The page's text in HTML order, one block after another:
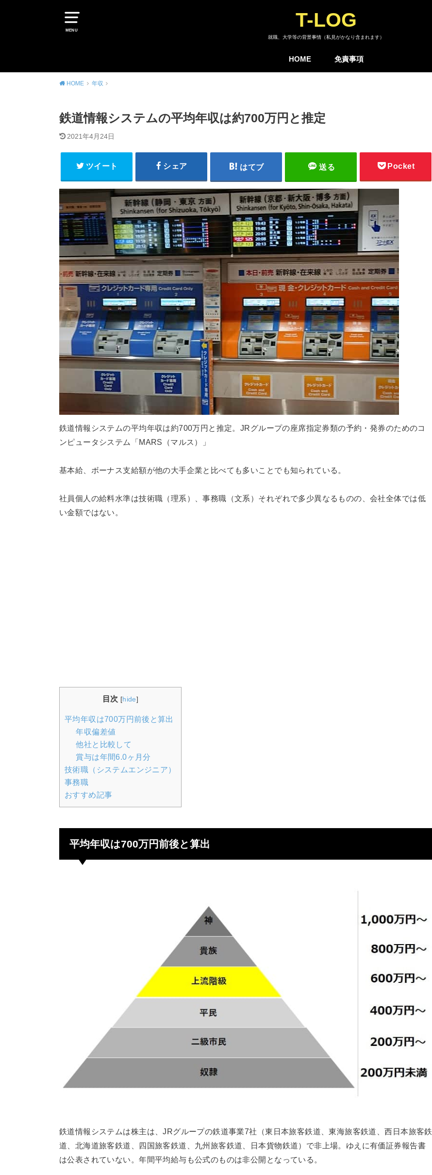
MENU T-LOG
就職、大学等の背景事情（私見がかなり含まれます）
HOME 免責事項
HOME 年収
鉄道情報システムの平均年収は約700万円と推定
2021年4月24日
ツイート シェア はてブ 送る Pocket
鉄道情報システムの平均年収は約700万円と推定。JRグループの座席指定券類の予約・発券のためのコ
ンピュータシステム「MARS（マルス）」
基本給、ボーナス支給額が他の大手企業と比べても多いことでも知られている。
社員個人の給料水準は技術職（理系）、事務職（文系）それぞれで多少異なるものの、会社全体では低
い金額ではない。
目次 [hide]
平均年収は700万円前後と算出
年収偏差値
他社と比較して
賞与は年間6.0ヶ月分
技術職（システムエンジニア）
事務職
おすすめ記事
平均年収は700万円前後と算出
鉄道情報システムは株主は、JRグループの鉄道事業7社（東日本旅客鉄道、東海旅客鉄道、西日本旅客鉄
道、北海道旅客鉄道、四国旅客鉄道、九州旅客鉄道、日本貨物鉄道）で非上場。ゆえに有価証券報告書
は公表されていない。年間平均給与も公式のものは非公開となっている。